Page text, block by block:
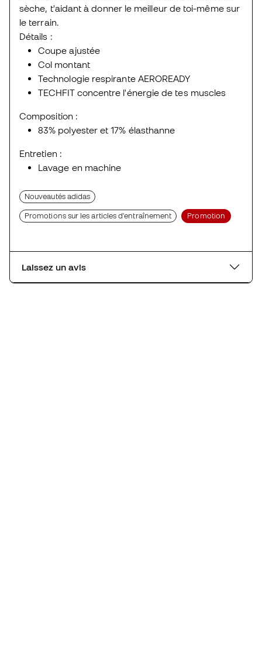
sèche, t'aidant à donner le meilleur de toi-même sur
le terrain.
Détails :
Coupe ajustée
Col montant
Technologie respirante AEROREADY
TECHFIT concentre l'énergie de tes muscles
Composition :
83% polyester et 17% élasthanne
Entretien :
Lavage en machine
Nouveautés adidas
Promotions sur les articles d'entraînement Promotion
Laissez un avis